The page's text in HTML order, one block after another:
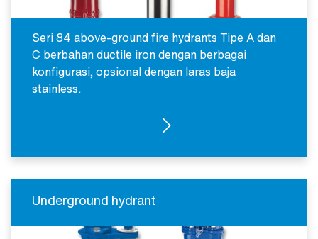
Seri 84 above-ground fire hydrants Tipe A dan
C berbahan ductile iron dengan berbagai
konfigurasi, opsional dengan laras baja
stainless.
ABOVE GROUND HYDRANTS
Underground hydrant